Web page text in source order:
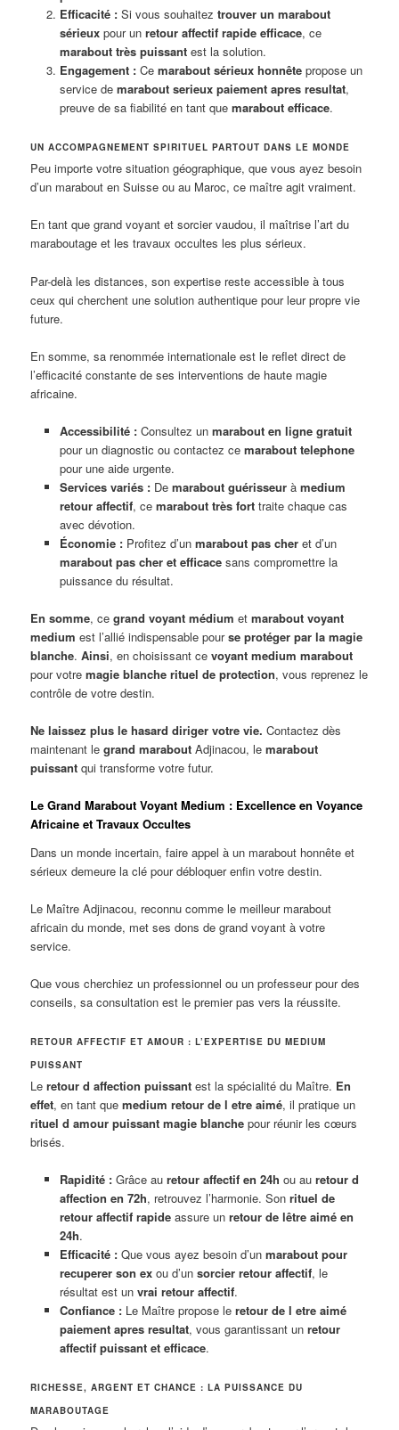
Efficacité :Si vous souhaitez trouver un marabout
sérieuxpour un retour affectif rapide efficace, ce
marabout très puissantest la solution.
Engagement :Ce marabout sérieux honnêtepropose un
service de marabout serieux paiement apres resultat,
preuve de sa fiabilité en tant que marabout efficace.
UN ACCOMPAGNEMENT SPIRITUEL PARTOUT DANS LE MONDE
Peu importe votre situation géographique, que vous ayez besoin
d’un marabout en Suisse ou au Maroc, ce maître agit vraiment.
En tant que grand voyant et sorcier vaudou, il maîtrise l’art du
maraboutage et les travaux occultes les plus sérieux.
Par-delà les distances, son expertise reste accessible à tous
ceux qui cherchent une solution authentique pour leur propre vie
future.
En somme, sa renommée internationale est le reflet direct de
l’efficacité constante de ses interventions de haute magie
africaine.
Accessibilité :Consultez un marabout en ligne gratuit
pour un diagnostic ou contactez ce marabout telephone
pour une aide urgente.
Services variés :De marabout guérisseurà medium
retour affectif, ce marabout très forttraite chaque cas
avec dévotion.
Économie :Profitez d’un marabout pas cheret d’un
marabout pas cher et efficacesans compromettre la
puissance du résultat.
En somme, cegrand voyant médium etmarabout voyant
medium est l’allié indispensable pourse protéger par la magie
blanche.Ainsi, en choisissant cevoyant medium marabout
pour votremagie blanche rituel de protection, vous reprenez le
contrôle de votre destin.
Ne laissez plus le hasard diriger votre vie. Contactez dès
maintenant legrand marabout Adjinacou, lemarabout
puissant qui transforme votre futur.
Le Grand Marabout Voyant Medium : Excellence en Voyance
Africaine et Travaux Occultes
Dans un monde incertain, faire appel à un marabout honnête et
sérieux demeure la clé pour débloquer enfin votre destin.
Le Maître Adjinacou, reconnu comme le meilleur marabout
africain du monde, met ses dons de grand voyant à votre
service.
Que vous cherchiez un professionnel ou un professeur pour des
conseils, sa consultation est le premier pas vers la réussite.
RETOUR AFFECTIF ET AMOUR : L’EXPERTISE DU MEDIUM
PUISSANT
Leretour d affection puissant est la spécialité du Maître. En
effet, en tant quemedium retour de l etre aimé, il pratique un
rituel d amour puissant magie blanche pour réunir les cœurs
brisés.
Rapidité :Grâce au retour affectif en 24h ou au retour d
affection en 72h, retrouvez l’harmonie. Son rituel de
retour affectif rapideassure un retour de lêtre aimé en
24h.
Efficacité :Que vous ayez besoin d’un marabout pour
recuperer son exou d’un sorcier retour affectif, le
résultat est un vrai retour affectif.
Confiance :Le Maître propose le retour de l etre aimé
paiement apres resultat, vous garantissant un retour
affectif puissant et efficace.
RICHESSE, ARGENT ET CHANCE : LA PUISSANCE DU
MARABOUTAGE